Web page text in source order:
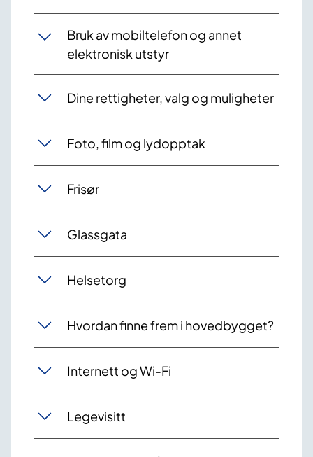
Bruk av mobiltelefon og annet
elektronisk utstyr
Dine rettigheter, valg og muligheter
Foto, film og lydopptak
Frisør
Glassgata
Helsetorg
Hvordan finne frem i hovedbygget?
Internett og Wi-Fi
Legevisitt